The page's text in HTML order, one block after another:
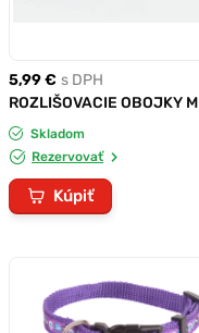
5,99 € s DPH
ROZLIŠOVACIE OBOJKY M
Skladom
Rezervovať
Kúpiť